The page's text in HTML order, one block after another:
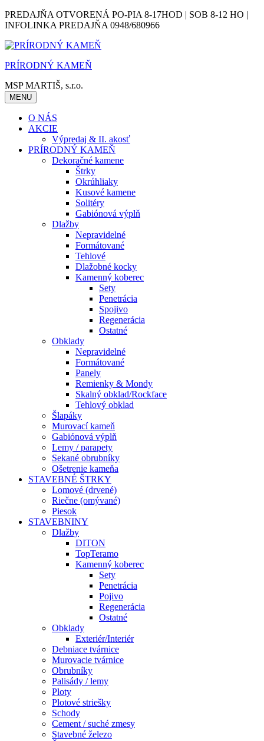
Skip
to
PREDAJŇA OTVORENÁ PO-PIA 8-17HOD | SOB 8-12 HO |
INFOLINKA PREDAJŇA 0948/680966
PRÍRODNÝ KAMEŇ
MSP MARTIŠ, s.r.o.
MENU
O NÁS
AKCIE
Výpredaj & II. akosť
PRÍRODNÝ KAMEŇ
Dekoračné kamene
Štrky
Okrúhliaky
Kusové kamene
Solitéry
Gabiónová výplň
Dlažby
Nepravidelné
Formátované
Tehlové
Dlažobné kocky
Kamenný koberec
Sety
Penetrácia
Spojivo
Regenerácia
Ostatné
Obklady
Nepravidelné
Formátované
Panely
Remienky & Mondy
Skalný obklad/Rockface
Tehlový obklad
Šlapáky
Murovací kameň
Gabiónová výplň
Lemy / parapety
Sekané obrubníky
Ošetrenie kameňa
STAVEBNÉ ŠTRKY
Lomové (drvené)
Riečne (omývané)
Piesok
STAVEBNINY
Dlažby
DITON
TopTeramo
Kamenný koberec
Sety
Penetrácia
Pojivo
Regenerácia
Ostatné
Obklady
Exteriér/Interiér
Debniace tvárnice
Murovacie tvárnice
Obrubníky
Palisády / lemy
Ploty
Plotové striešky
Schody
Cement / suché zmesy
Stavebné železo